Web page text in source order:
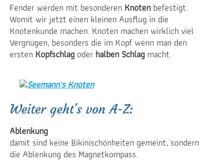
Fender werden mit besonderen Knoten befestigt.
Womit wir jetzt einen kleinen Ausflug in die
Knotenkunde machen. Knoten machen wirklich viel
Vergnügen, besonders die im Kopf wenn man den
ersten Kopfschlag oder halben Schlag macht.
Seemann's Knoten
Weiter geht's von A-Z:
Ablenkung
damit sind keine Bikinischönheiten gemeint, sondern
die Ablenkung des Magnetkompass.